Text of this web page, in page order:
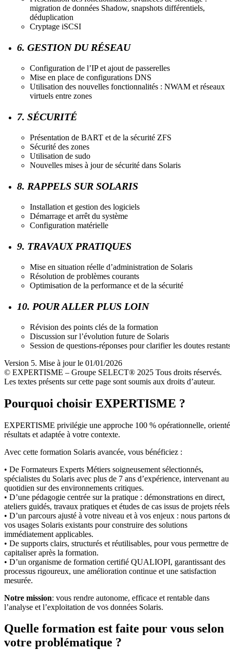
migration de données Shadow, snapshots différentiels,
déduplication
Cryptage iSCSI
6. GESTION DU RÉSEAU
Configuration de l’IP et ajout de passerelles
Mise en place de configurations DNS
Utilisation des nouvelles fonctionnalités : NWAM et réseaux
virtuels entre zones
7. SÉCURITÉ
Présentation de BART et de la sécurité ZFS
Sécurité des zones
Utilisation de sudo
Nouvelles mises à jour de sécurité dans Solaris
8. RAPPELS SUR SOLARIS
Installation et gestion des logiciels
Démarrage et arrêt du système
Configuration matérielle
9. TRAVAUX PRATIQUES
Mise en situation réelle d’administration de Solaris
Résolution de problèmes courants
Optimisation de la performance et de la sécurité
10. POUR ALLER PLUS LOIN
Révision des points clés de la formation
Discussion sur l’évolution future de Solaris
Session de questions-réponses pour clarifier les doutes
Version 5. Mise à jour le 01/01/2026
© EXPERTISME – Groupe SELECT® 2025 Tous droits réservés.
Les textes présents sur cette page sont soumis aux droits d’auteur.
Pourquoi choisir EXPERTISME ?
EXPERTISME privilégie une approche 100 % opérationnelle,
résultats et adaptée à votre contexte.
Avec cette formation Solaris avancée, vous bénéficiez :
• De Formateurs Experts Métiers soigneusement sélectionnés,
spécialistes du Solaris avec plus de 7 ans d’expérience, intervenant au
quotidien sur des environnements critiques.
• D’une pédagogie centrée sur la pratique : démonstrations en direct,
ateliers guidés, travaux pratiques et études de cas issus de projets
• D’un parcours ajusté à votre niveau et à vos enjeux : nous partons
vos usages Solaris existants pour construire des solutions
immédiatement applicables.
• De supports clairs, structurés et réutilisables, pour vous permettre de
capitaliser après la formation.
• D’un organisme de formation certifié QUALIOPI, garantissant des
processus rigoureux, une amélioration continue et une satisfaction
mesurée.
Notre mission: vous rendre autonome, efficace et rentable dans
l’analyse et l’exploitation de vos données Solaris.
Quelle formation est faite pour vous selon
votre problématique ?